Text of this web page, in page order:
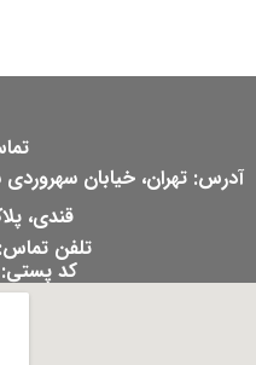
آدرس: تهران، خیابان سهروردی
قندی، پلاک 26
تلفن تماس: 47786000-021
کد پستی: 1557974616